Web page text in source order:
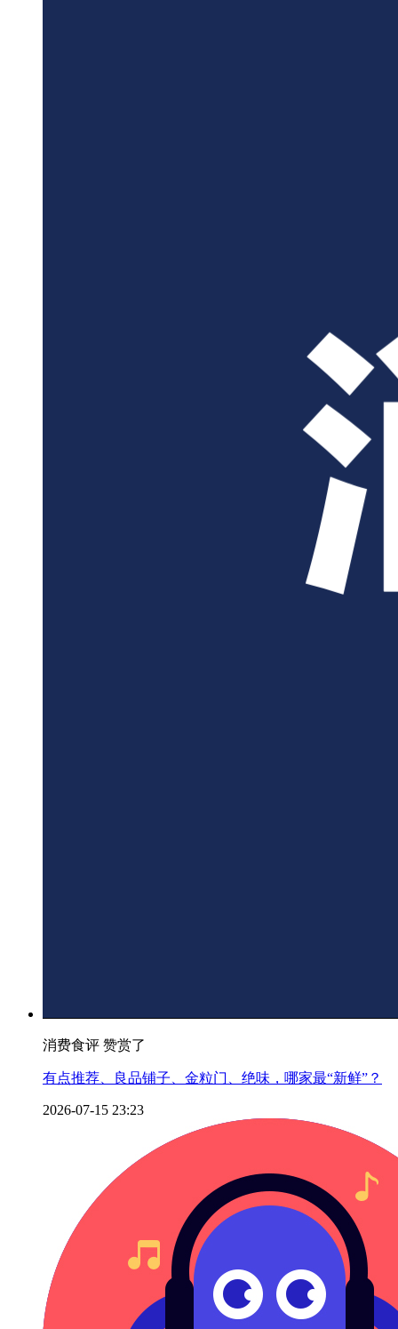
消费食评 赞赏了
有点推荐、良品铺子、金粒门、绝味，哪家最“新鲜”？
2026-07-15 23:23